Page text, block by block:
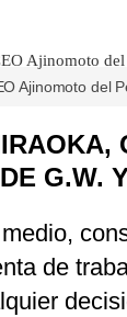
Ajinomoto del
G.W.
de